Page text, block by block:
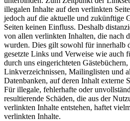
illegalen Inhalte auf den verlinkten
jedoch auf die aktuelle und zukünftige
Seiten keinen Einfluss. Deshalb
von allen verlinkten Inhalten, die nach
wurden. Dies gilt sowohl für innerhalb
gesetzte Links und Verweise wie auch
durch uns eingerichteten
Linkverzeichnissen, Mailinglisten und
Datenbanken, auf deren Inhalt externe
Für illegale, fehlerhafte oder
resultierende Schäden, die aus der
verlinkten Inhalte entstehen, haftet
verlinkten Inhalte.